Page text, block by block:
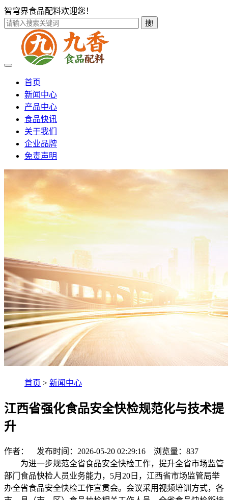
智穹界食品配料欢迎您！
搜!
首页
新闻中心
产品中心
食品快讯
关于我们
企业品牌
免责声明
首页 > 新闻中心
江西省强化食品安全快检规范化与技术提
升
作者： 发布时间：2026-05-20 02:29:16 浏览量： 837
为进一步规范全省食品安全快检工作，提升全省市场监管
部门食品快检人员业务能力，5月20日，江西省市场监管局举
办全省食品安全快检工作宣贯会。会议采用视频培训方式，各